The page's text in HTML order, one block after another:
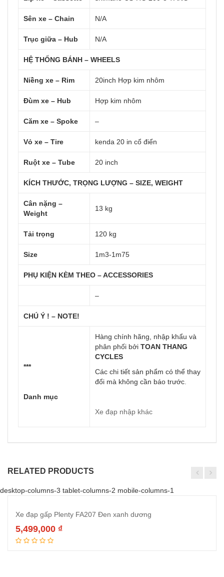
Sên xe – Chain N/A
Trục giữa – Hub N/A
HỆ THỐNG BÁNH – WHEELS
Niềng xe – Rim 20inch Hợp kim nhôm
Đùm xe – Hub Hợp kim nhôm
Căm xe – Spoke –
Vỏ xe – Tire kenda 20 in cổ điển
Ruột xe – Tube 20 inch
KÍCH THƯỚC, TRỌNG LƯỢNG – SIZE, WEIGHT
Cân nặng –
Weight
13 kg
Tải trọng 120 kg
Size 1m3-1m75
PHỤ KIỆN KÈM THEO – ACCESSORIES
–
CHÚ Ý ! – NOTE!
***
Danh mục
Hàng chính hãng, nhập khẩu và
phân phối bởi TOAN THANG
CYCLES
Các chi tiết sản phẩm có thể thay
đổi mà không cần báo trước.
Xe đạp nhập khác
RELATED PRODUCTS
desktop-columns-3 tablet-columns-2 mobile-columns-1
Xe đạp gấp Plenty FA207 Đen xanh dương
5,499,000 ₫